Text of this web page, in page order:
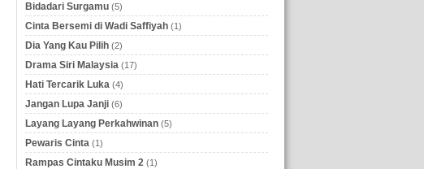
Bidadari Surgamu (5)
Cinta Bersemi di Wadi Saffiyah (1)
Dia Yang Kau Pilih (2)
Drama Siri Malaysia (17)
Hati Tercarik Luka (4)
Jangan Lupa Janji (6)
Layang Layang Perkahwinan (5)
Pewaris Cinta (1)
Rampas Cintaku Musim 2 (1)